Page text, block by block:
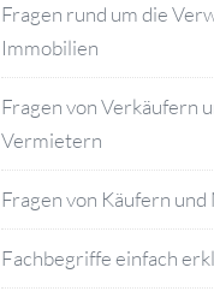
Fragen rund um die
Immobilien
Fragen von Verkäufern
Vermietern
Fragen von Käufern
Fachbegriffe einfach